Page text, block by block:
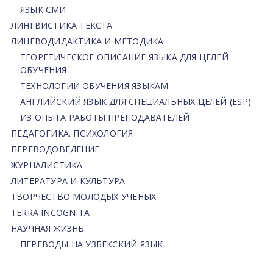
ЯЗЫК СМИ
ЛИНГВИСТИКА ТЕКСТА
ЛИНГВОДИДАКТИКА И МЕТОДИКА
ТЕОРЕТИЧЕСКОЕ ОПИСАНИЕ ЯЗЫКА ДЛЯ ЦЕЛЕЙ
ОБУЧЕНИЯ
ТЕХНОЛОГИИ ОБУЧЕНИЯ ЯЗЫКАМ
АНГЛИЙСКИЙ ЯЗЫК ДЛЯ СПЕЦИАЛЬНЫХ ЦЕЛЕЙ (ESP)
ИЗ ОПЫТА РАБОТЫ ПРЕПОДАВАТЕЛЕЙ
ПЕДАГОГИКА. ПСИХОЛОГИЯ
ПЕРЕВОДОВЕДЕНИЕ
ЖУРНАЛИСТИКА
ЛИТЕРАТУРА И КУЛЬТУРА
ТВОРЧЕСТВО МОЛОДЫХ УЧЕНЫХ
TERRA INCOGNITA
НАУЧНАЯ ЖИЗНЬ
ПЕРЕВОДЫ НА УЗБЕКСКИЙ ЯЗЫК